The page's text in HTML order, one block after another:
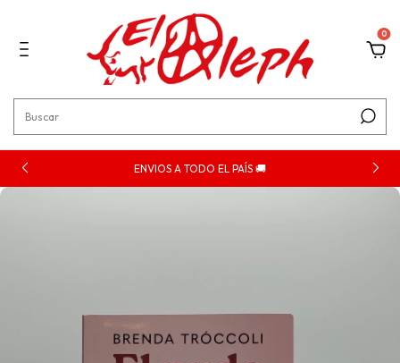
0
ENVIOS A TODO EL PAÍS 🚚